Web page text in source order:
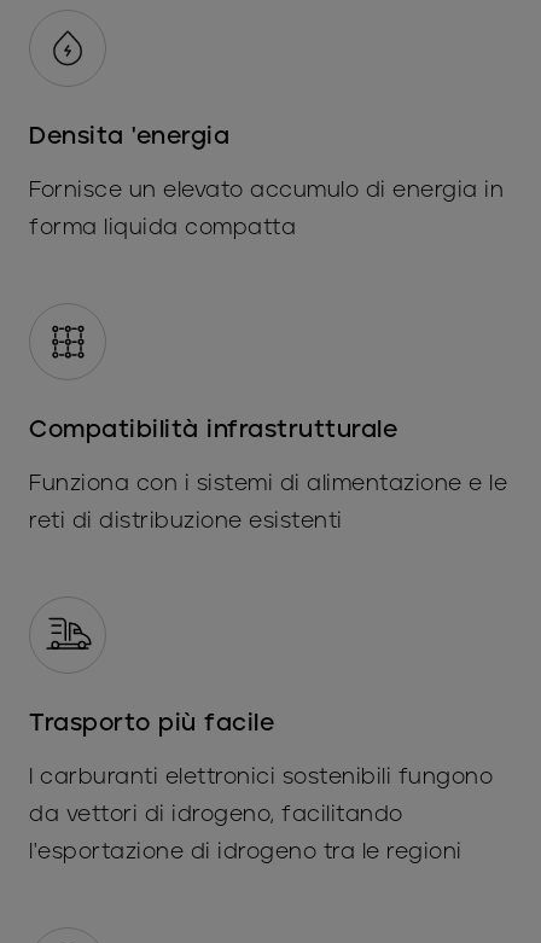
Densita 'energia
Fornisce un elevato accumulo di energia in
forma liquida compatta
Compatibilità infrastrutturale
Funziona con i sistemi di alimentazione e le
reti di distribuzione esistenti
Trasporto più facile
I carburanti elettronici sostenibili fungono
da vettori di idrogeno, facilitando
l'esportazione di idrogeno tra le regioni